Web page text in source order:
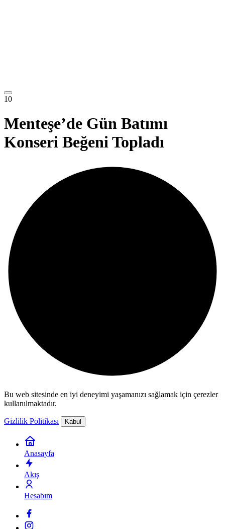
10
Menteşe’de Gün Batımı
Konseri Beğeni Topladı
Bu web sitesinde en iyi deneyimi yaşamanızı sağlamak için çerezler
kullanılmaktadır.
Gizlilik Politikası Kabul
Anasayfa
Akış
Hesabım